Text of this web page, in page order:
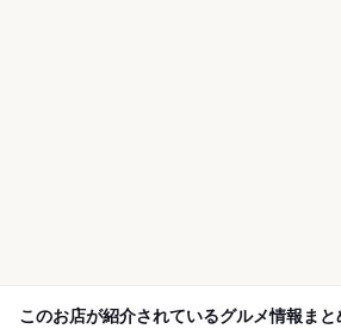
このお店が紹介されているグルメ情報まと